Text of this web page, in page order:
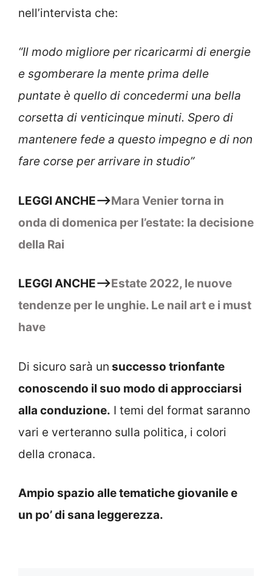
nell’intervista che:
“Il modo migliore per ricaricarmi di energie
e sgomberare la mente prima delle
puntate è quello di concedermi una bella
corsetta di venticinque minuti. Spero di
mantenere fede a questo impegno e di non
fare corse per arrivare in studio”
LEGGI ANCHE–>Mara Venier torna in
onda di domenica per l’estate: la decisione
della Rai
LEGGI ANCHE–>Estate 2022, le nuove
tendenze per le unghie. Le nail art e i must
have
Di sicuro sarà un successo trionfante
conoscendo il suo modo di approcciarsi
alla conduzione. I temi del format saranno
vari e verteranno sulla politica, i colori
della cronaca.
Ampio spazio alle tematiche giovanile e
un po’ di sana leggerezza.